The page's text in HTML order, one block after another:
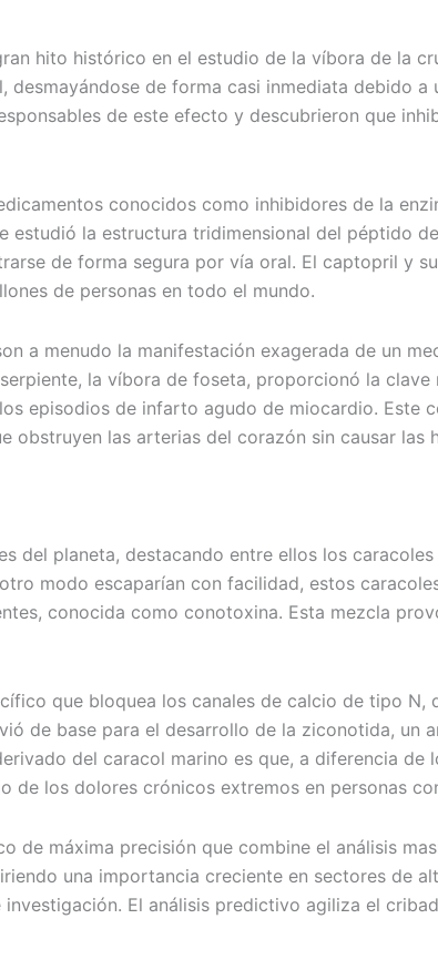
hito histórico en el estudio de la víbora de la
de forma casi inmediata debido
de este efecto y descubrieron que
conocidos como inhibidores de la
la estructura tridimensional del péptido
de forma segura por vía oral. El captopril y
de personas en todo el mundo.
a menudo la manifestación exagerada de un
la víbora de foseta, proporcionó la
episodios de infarto agudo de miocardio. Este
las arterias del corazón sin causar las
del planeta, destacando entre ellos los
modo escaparían con facilidad, estos
conocida como conotoxina. Esta mezcla
que bloquea los canales de calcio de tipo N,
de base para el desarrollo de la ziconotida, un
del caracol marino es que, a diferencia de
los dolores crónicos extremos en personas
máxima precisión que combine el análisis
una importancia creciente en sectores de
El análisis predictivo agiliza el